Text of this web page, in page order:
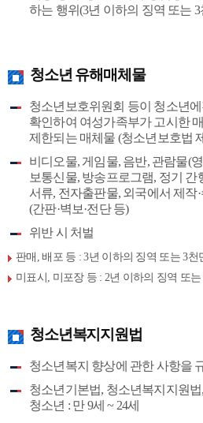
하는 행위(3년 이하의 징역 또는
청소년 유해매체물
청소년보호위원회 등이 청소년
확인하여 여성가족부가 고시한
제한되는 매체물 (청소년보호법
비디오물, 게임물, 음반, 관람물(
보통신물, 방송프로그램, 정기
서류, 전자출판물, 외국에서 제작
(간판·벽보·전단 등)
위반 시 처벌
판매, 배포 등 : 3년 이하의 징역 또는 3천
미표시, 미포장 등 : 2년 이하의 징역 또
청소년복지지원법
청소년복지 향상에 관한 사항을
청소년기본법, 청소년복지지원
청소년 : 만 9세 ~ 24세